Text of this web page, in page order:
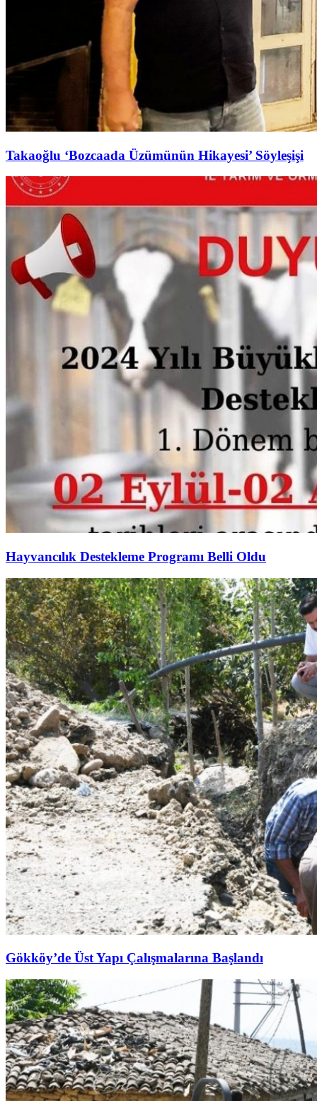
Takaoğlu ‘Bozcaada Üzümünün Hikayesi’ Söyleşişi
Hayvancılık Destekleme Programı Belli Oldu
Gökköy’de Üst Yapı Çalışmalarına Başlandı